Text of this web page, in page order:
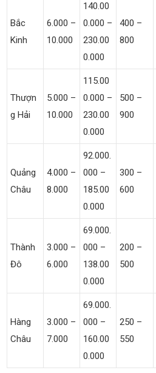
Bắc
Kinh
6.000 –
10.000
140.00
0.000 –
230.00
0.000
400 –
800
Thượn
G Hải
5.000 –
10.000
115.00
0.000 –
230.00
0.000
500 –
900
Quảng
Châu
4.000 –
8.000
92.000.
000 –
185.00
0.000
300 –
600
Thành
Đô
3.000 –
6.000
69.000.
000 –
138.00
0.000
200 –
500
Hàng
Châu
3.000 –
7.000
69.000.
000 –
160.00
0.000
250 –
550